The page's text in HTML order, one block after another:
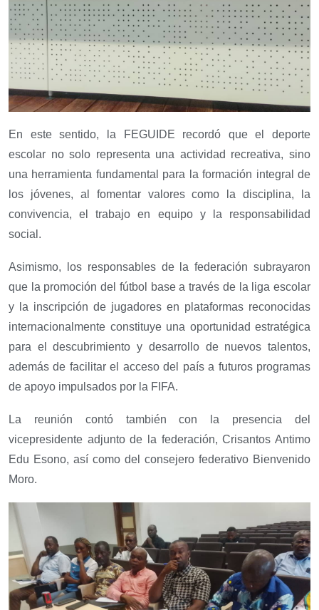
En este sentido, la FEGUIDE recordó que el deporte
escolar no solo representa una actividad recreativa, sino
una herramienta fundamental para la formación integral de
los jóvenes, al fomentar valores como la disciplina, la
convivencia, el trabajo en equipo y la responsabilidad
social.
Asimismo, los responsables de la federación subrayaron
que la promoción del fútbol base a través de la liga escolar
y la inscripción de jugadores en plataformas reconocidas
internacionalmente constituye una oportunidad estratégica
para el descubrimiento y desarrollo de nuevos talentos,
además de facilitar el acceso del país a futuros programas
de apoyo impulsados por la FIFA.
La reunión contó también con la presencia del
vicepresidente adjunto de la federación, Crisantos Antimo
Edu Esono, así como del consejero federativo Bienvenido
Moro.